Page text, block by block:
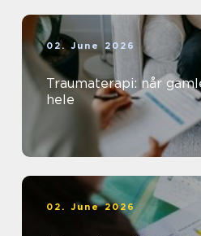
02. June 2026
Traumaterapi: når
hele
02. June 2026